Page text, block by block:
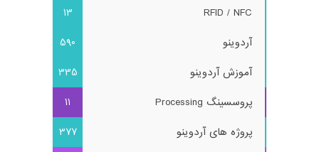
RFID / NFC
13
آردوینو
590
آموزش آردوینو
335
پروسسینگ Processing
11
پروژه های آردوینو
377